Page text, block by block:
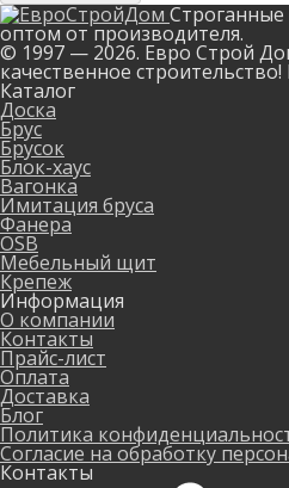
Строганные
оптом от производителя.
© 1997 — 2026. Евро Строй
качественное
Каталог
Доска
Брус
Брусок
Блок-хаус
Вагонка
Имитация бруса
Фанера
OSB
Мебельный щит
Крепеж
Информация
О компании
Контакты
Прайс-лист
Оплата
Доставка
Блог
Политика
Согласие на обработку
Контакты